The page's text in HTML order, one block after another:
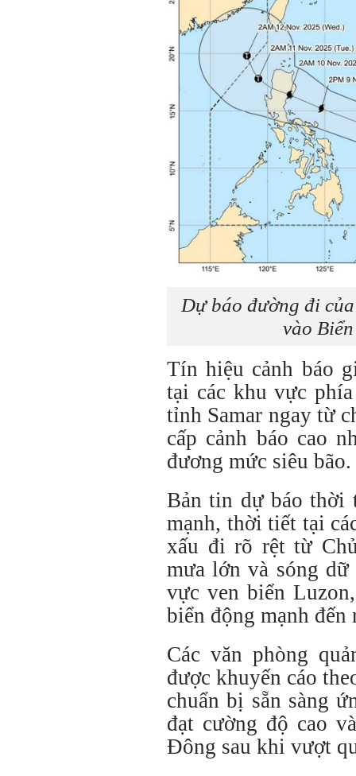
Dự báo đường đi
vào
Tín hiệu cảnh báo
tại các khu vực
tỉnh Samar ngay từ
cấp cảnh báo cao
đương mức siêu bão.
Bản tin dự báo thời
mạnh, thời tiết tại
xấu đi rõ rệt từ
mưa lớn và sóng dữ
vực ven biển
biển động mạnh
Các văn phòng
được khuyến cáo
chuẩn bị sẵn sàng
đạt cường độ cao
Đông sau khi vượt